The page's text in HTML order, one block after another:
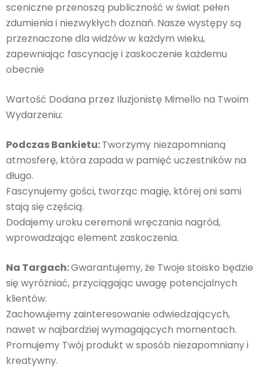
sceniczne przenoszą publiczność w świat pełen
zdumienia i niezwykłych doznań. Nasze występy są
przeznaczone dla widzów w każdym wieku,
zapewniając fascynację i zaskoczenie każdemu
obecnie
Wartość Dodana przez Iluzjonistę Mimello na Twoim
Wydarzeniu:
Podczas Bankietu:Tworzymy niezapomnianą
atmosferę, która zapada w pamięć uczestników na
długo.
Fascynujemy gości, tworząc magię, której oni sami
stają się częścią.
Dodajemy uroku ceremonii wręczania nagród,
wprowadzając element zaskoczenia.
Na Targach:Gwarantujemy, że Twoje stoisko będzie
się wyróżniać, przyciągając uwagę potencjalnych
klientów.
Zachowujemy zainteresowanie odwiedzających,
nawet w najbardziej wymagających momentach.
Promujemy Twój produkt w sposób niezapomniany i
kreatywny.